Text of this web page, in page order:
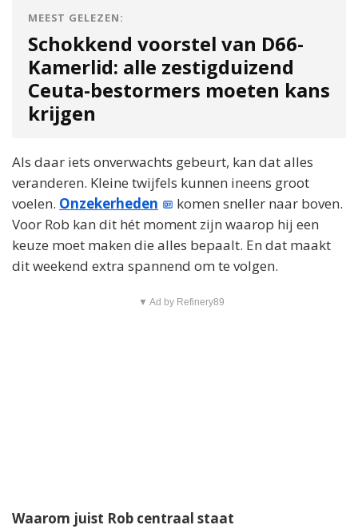
MEEST GELEZEN:
Schokkend voorstel van D66-
Kamerlid: alle zestigduizend
Ceuta-bestormers moeten kans
krijgen
Als daar iets onverwachts gebeurt, kan dat alles
veranderen. Kleine twijfels kunnen ineens groot
voelen. Onzekerheden
komen sneller naar boven.
Voor Rob kan dit hét moment zijn waarop hij een
keuze moet maken die alles bepaalt. En dat maakt
dit weekend extra spannend om te volgen.
▼ Ad by Refinery89
Waarom juist Rob centraal staat